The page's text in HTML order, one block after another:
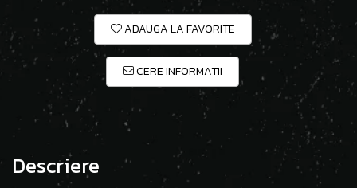
ADAUGA LA FAVORITE
CERE INFORMATII
Descriere